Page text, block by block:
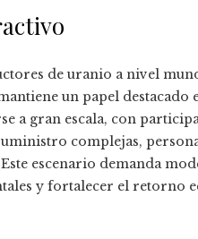
de uranio a nivel
un papel destacado
a gran escala, con
complejas,
escenario demanda
y fortalecer el retorno